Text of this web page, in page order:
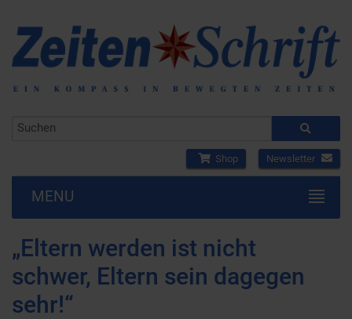
Shop Newsletter
MENU
„Eltern werden ist nicht
schwer, Eltern sein dagegen
sehr!“